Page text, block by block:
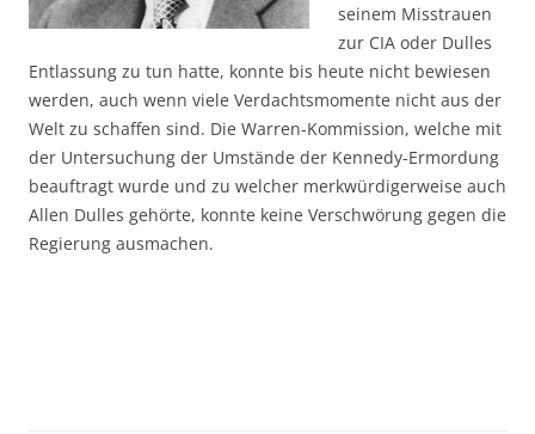
seinem Misstrauen
zur CIA oder Dulles
Entlassung zu tun hatte, konnte bis heute nicht bewiesen
werden, auch wenn viele Verdachtsmomente nicht aus der
Welt zu schaffen sind. Die Warren-Kommission, welche mit
der Untersuchung der Umstände der Kennedy-Ermordung
beauftragt wurde und zu welcher merkwürdigerweise auch
Allen Dulles gehörte, konnte keine Verschwörung gegen die
Regierung ausmachen.